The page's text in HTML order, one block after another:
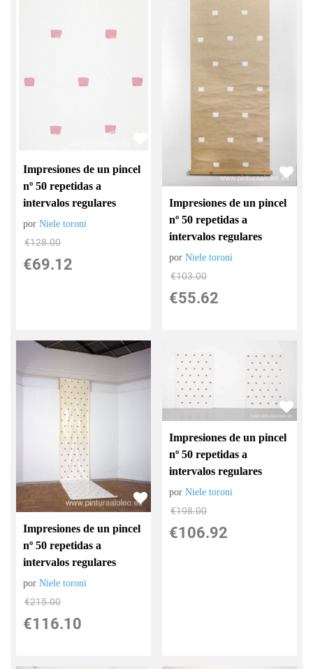
Impresiones de un pincel
nº 50 repetidas a
intervalos regulares
porNiele toroni
€128.00
€69.12
Impresiones de un pincel
nº 50 repetidas a
intervalos regulares
porNiele toroni
€103.00
€55.62
Impresiones de un pincel
nº 50 repetidas a
intervalos regulares
porNiele toroni
€215.00
€116.10
Impresiones de un pincel
nº 50 repetidas a
intervalos regulares
porNiele toroni
€198.00
€106.92